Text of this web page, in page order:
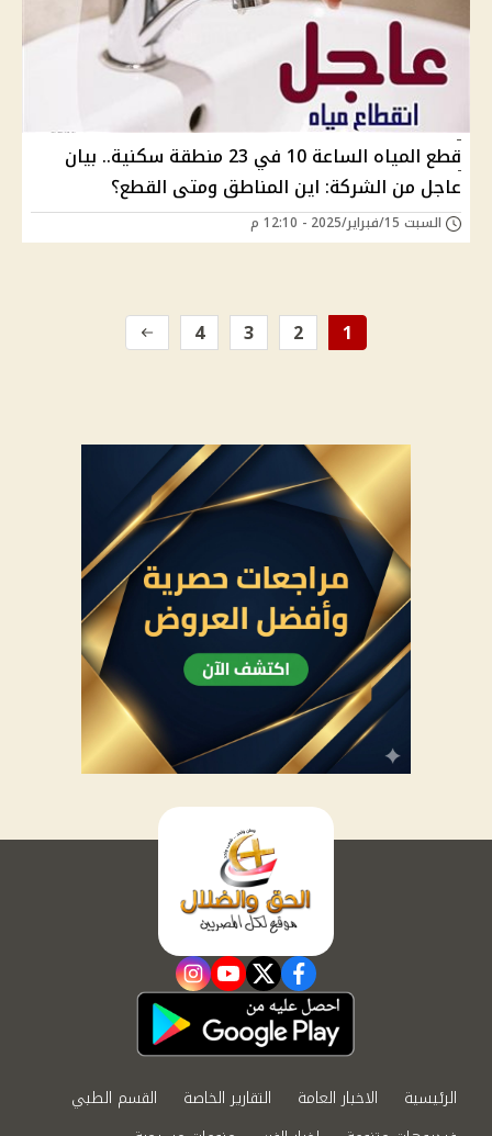
قطع المياه الساعة 10 في 23 منطقة سكنية.. بيان
عاجل من الشركة: اين المناطق ومتى القطع؟
السبت 15/فبراير/2025 - 12:10 م
1
2
3
4
facebook
twitter
youtube
instagram
الرئيسية الاخبار العامة التقارير الخاصة
القسم الطبي